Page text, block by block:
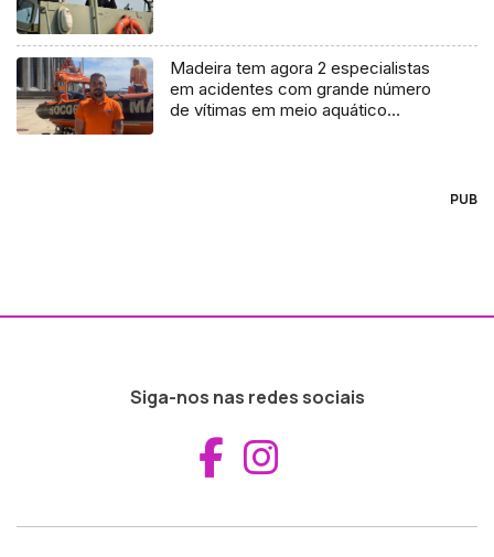
Madeira tem agora 2 especialistas
em acidentes com grande número
de vítimas em meio aquático
PUB
Siga-nos nas redes sociais
Aceder ao